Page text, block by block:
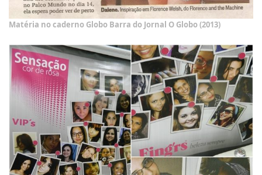
Matéria no caderno Globo Barra do Jornal O Globo (2013)